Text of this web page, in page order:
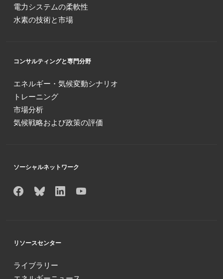
電力システムの柔軟性
水素の技術と市場
コンサルティングと専門分野
エネルギー・気候変動シナリオ
トレーニング
市場分析
気候戦略および政策の評価
ソーシャルネットワーク
リソースセンター
ライブラリー